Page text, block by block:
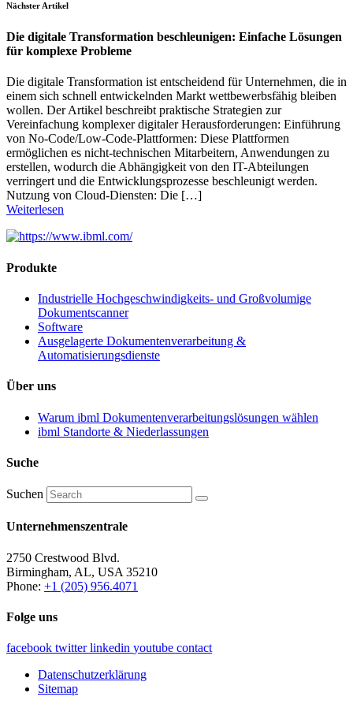
Nächster Artikel
Die digitale Transformation beschleunigen: Einfache Lösungen
für komplexe Probleme
Die digitale Transformation ist entscheidend für Unternehmen, die in
einem sich schnell entwickelnden Markt wettbewerbsfähig bleiben
wollen. Der Artikel beschreibt praktische Strategien zur
Vereinfachung komplexer digitaler Herausforderungen: Einführung
von No-Code/Low-Code-Plattformen: Diese Plattformen
ermöglichen es nicht-technischen Mitarbeitern, Anwendungen zu
erstellen, wodurch die Abhängigkeit von den IT-Abteilungen
verringert und die Entwicklungsprozesse beschleunigt werden.
Nutzung von Cloud-Diensten: Die […]
Weiterlesen
Produkte
Industrielle Hochgeschwindigkeits- und Großvolumige
Dokumentscanner
Software
Ausgelagerte Dokumentenverarbeitung &
Automatisierungsdienste
Über uns
Warum ibml Dokumentenverarbeitungslösungen wählen
ibml Standorte & Niederlassungen
Suche
Suchen
Unternehmenszentrale
2750 Crestwood Blvd.
Birmingham, AL, USA 35210
Phone: +1 (205) 956.4071
Folge uns
facebook twitter linkedin youtube contact
Datenschutzerklärung
Sitemap